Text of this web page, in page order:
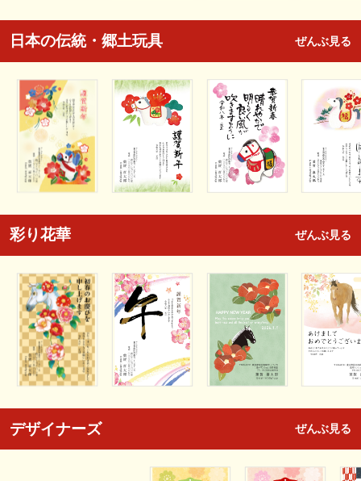
日本の伝統・郷土玩具 ぜんぶ見る
彩り花華 ぜんぶ見る
デザイナーズ ぜんぶ見る